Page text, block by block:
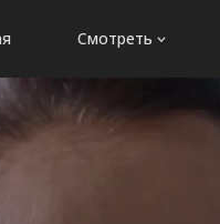
Смотреть